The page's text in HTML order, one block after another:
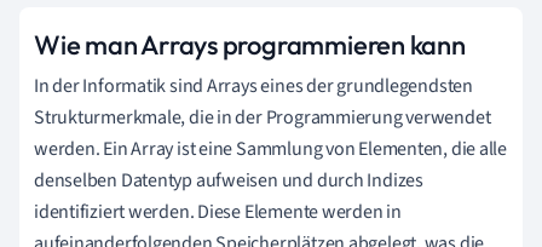
Wie man Arrays programmieren kann
In der Informatik sind Arrays eines der grundlegendsten
Strukturmerkmale, die in der Programmierung verwendet
werden. Ein Array ist eine Sammlung von Elementen, die alle
denselben Datentyp aufweisen und durch Indizes
identifiziert werden. Diese Elemente werden in